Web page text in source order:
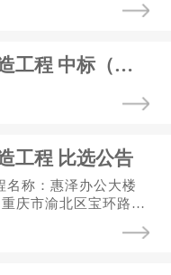
惠泽办公大楼维修及改造工程 中标（选）结果公告表
工程 比选公告
名称：惠泽办公大楼
庆市渝北区宝环路65